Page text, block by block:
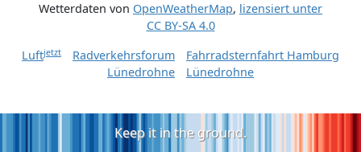
Wetterdaten von OpenWeatherMap, lizensiert unter
CC BY-SA 4.0
Luftjetzt Radverkehrsforum
Fahrradsternfahrt Hamburg
Lünedrohne
Lünedrohne
Keep it in the ground.